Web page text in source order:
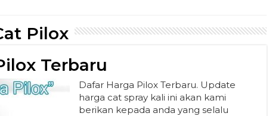
Pilox
Terbaru
Dafar Harga Pilox Terbaru. Update
harga cat spray kali ini akan kami
berikan kepada anda yang selalu